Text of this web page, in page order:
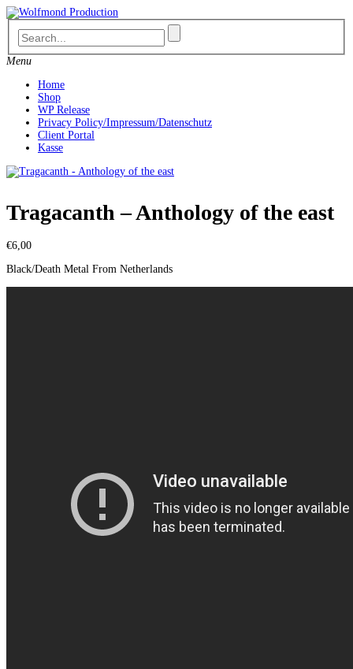
Skip
to
content
Menu
Home
Shop
WP Release
Privacy Policy/Impressum/Datenschutz
Client Portal
Kasse
Tragacanth – Anthology of the east
€6,00
Black/Death Metal From Netherlands